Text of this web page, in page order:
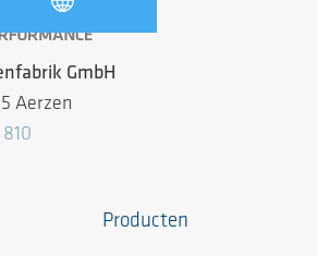
GmbH
Aerzen
Producten